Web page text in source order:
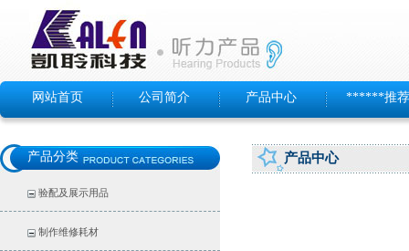
网站首页 公司简介 产品中心 ******推
产品分类
验配及展示用品
制作维修耗材
产品中心